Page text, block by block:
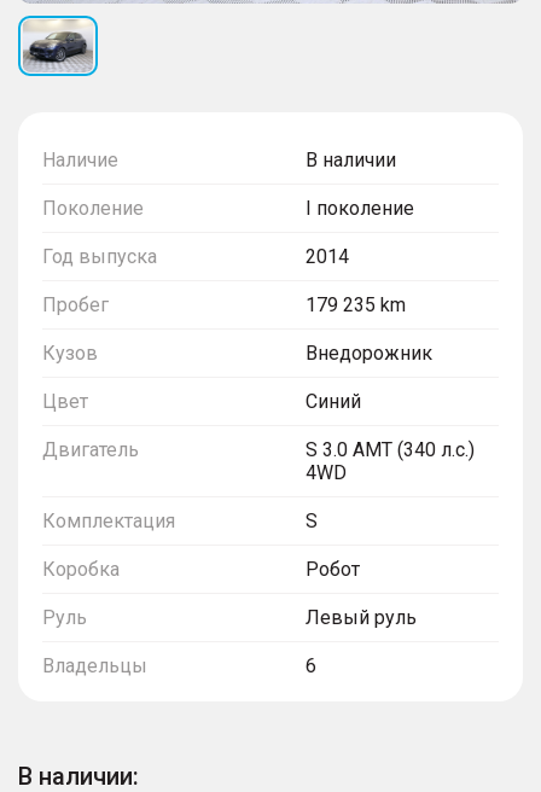
Наличие В наличии
Поколение I поколение
Год выпуска 2014
Пробег 179 235 km
Кузов Внедорожник
Цвет Синий
Двигатель
S 3.0 AMT (340 л.с.)
4WD
Комплектация S
Коробка Робот
Руль Левый руль
Владельцы 6
В наличии: